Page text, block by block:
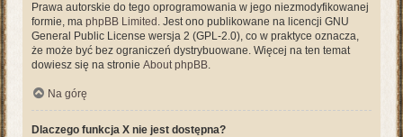
Prawa autorskie do tego oprogramowania w jego niezmodyfikowanej
formie, ma phpBB Limited . Jest ono publikowane na licencji GNU
General Public License wersja 2 (GPL-2.0), co w praktyce oznacza,
że może być bez ograniczeń dystrybuowane. Więcej na ten temat
dowiesz się na stronie About phpBB.
Na górę
Dlaczego funkcja X nie jest dostępna?